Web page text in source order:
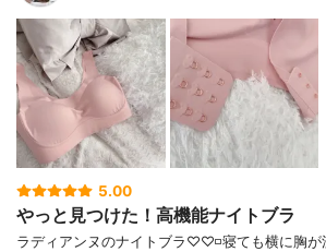
5.00
やっと見つけた！高機能ナイトブラ
ラディアンヌのナイトブラ♡♡ ◽️寝ても横に胸が